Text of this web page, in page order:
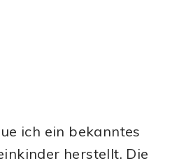
ich ein bekanntes
herstellt. Die